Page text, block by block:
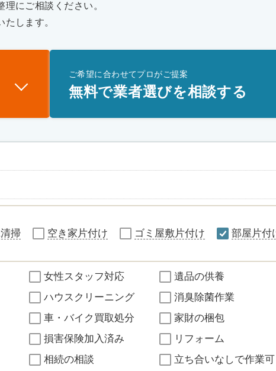
にご相談ください。
たします。
ご希望に合わせてプロがご提案
無料で業者選びを相談する
掃 空き家片付け ゴミ屋敷片付け 部屋片付
女性スタッフ対応
遺品の供養
ハウスクリーニング
消臭除菌作業
車・バイク買取処分
家財の梱包
損害保険加入済み
リフォーム
相続の相談
立ち合いなしで作業可